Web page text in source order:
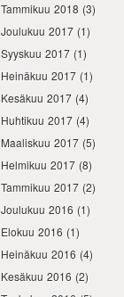
Tammikuu 2018 (3)
Joulukuu 2017 (1)
Syyskuu 2017 (1)
Heinäkuu 2017 (1)
Kesäkuu 2017 (4)
Huhtikuu 2017 (4)
Maaliskuu 2017 (5)
Helmikuu 2017 (8)
Tammikuu 2017 (2)
Joulukuu 2016 (1)
Elokuu 2016 (1)
Heinäkuu 2016 (4)
Kesäkuu 2016 (2)